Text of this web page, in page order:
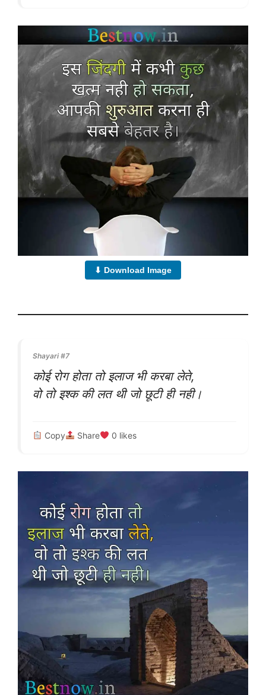
⬇ Download Image
Shayari #7
कोई रोग होता तो इलाज भी करबा लेते,
वो तो इश्क की लत थी जो छूटी ही नही।
Copy Share 0 likes